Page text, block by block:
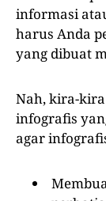
informasi
harus Anda
yang dibuat
Nah, kira-
infografis
agar